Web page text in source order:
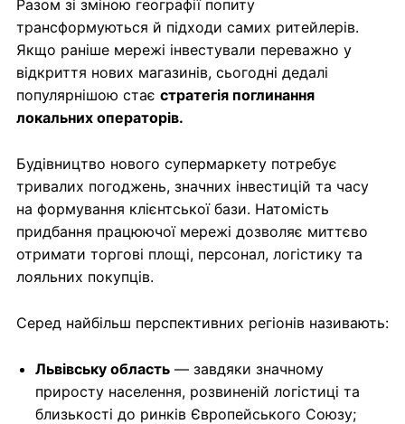
Разом зі зміною географії попиту
трансформуються й підходи самих ритейлерів.
Якщо раніше мережі інвестували переважно у
відкриття нових магазинів, сьогодні дедалі
популярнішою стає стратегія поглинання
локальних операторів.
Будівництво нового супермаркету потребує
тривалих погоджень, значних інвестицій та часу
на формування клієнтської бази. Натомість
придбання працюючої мережі дозволяє миттєво
отримати торгові площі, персонал, логістику та
лояльних покупців.
Серед найбільш перспективних регіонів називають:
Львівську область — завдяки значному
приросту населення, розвиненій логістиці та
близькості до ринків Європейського Союзу;